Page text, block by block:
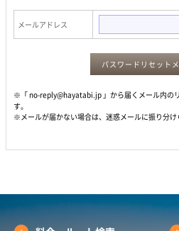
メールアドレス
パスワードリセット
※「 no-reply@hayatabi.jp 」から届くメール内の
す。
※メールが届かない場合は、迷惑メールに振り分け